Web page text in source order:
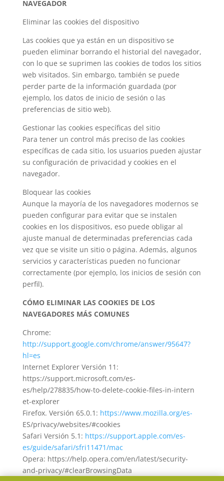
NAVEGADOR
Eliminar las cookies del dispositivo
Las cookies que ya están en un dispositivo se
pueden eliminar borrando el historial del navegador,
con lo que se suprimen las cookies de todos los sitios
web visitados. Sin embargo, también se puede
perder parte de la información guardada (por
ejemplo, los datos de inicio de sesión o las
preferencias de sitio web).
Gestionar las cookies específicas del sitio
Para tener un control más preciso de las cookies
específicas de cada sitio, los usuarios pueden ajustar
su configuración de privacidad y cookies en el
navegador.
Bloquear las cookies
Aunque la mayoría de los navegadores modernos se
pueden configurar para evitar que se instalen
cookies en los dispositivos, eso puede obligar al
ajuste manual de determinadas preferencias cada
vez que se visite un sitio o página. Además, algunos
servicios y características pueden no funcionar
correctamente (por ejemplo, los inicios de sesión con
perfil).
CÓMO ELIMINAR LAS COOKIES DE LOS
NAVEGADORES MÁS COMUNES
Chrome:
http://support.google.com/chrome/answer/95647?
hl=es
Internet Explorer Versión 11:
https://support.microsoft.com/es-
es/help/278835/how-to-delete-cookie-files-in-intern
et-explorer
Firefox. Versión 65.0.1: https://www.mozilla.org/es-
ES/privacy/websites/#cookies
Safari Versión 5.1: https://support.apple.com/es-
es/guide/safari/sfri11471/mac
Opera: https://help.opera.com/en/latest/security-
and-privacy/#clearBrowsingData